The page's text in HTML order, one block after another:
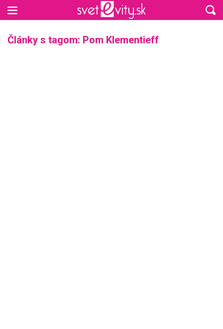
Články s tagom: Pom Klementieff